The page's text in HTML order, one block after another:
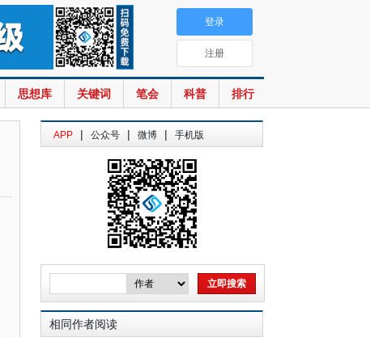
思想库 关键词 笔会 科普 排行
登录
注册
APP | 公众号 | 微博 | 手机版
相同作者阅读